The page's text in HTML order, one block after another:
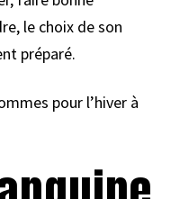
le choix de son
préparé.
pour l’hiver à